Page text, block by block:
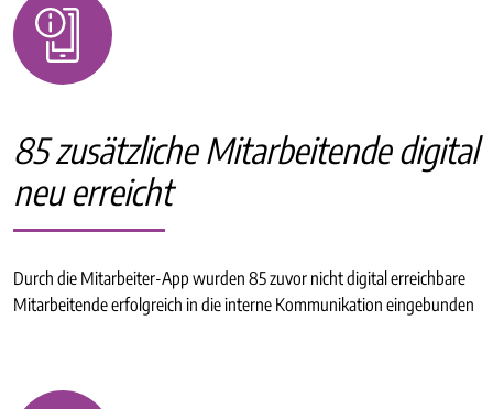
85 zusätzliche Mitarbeitende digital
neu erreicht
Durch die Mitarbeiter-App wurden 85 zuvor nicht digital erreichbare
Mitarbeitende erfolgreich in die interne Kommunikation eingebunden